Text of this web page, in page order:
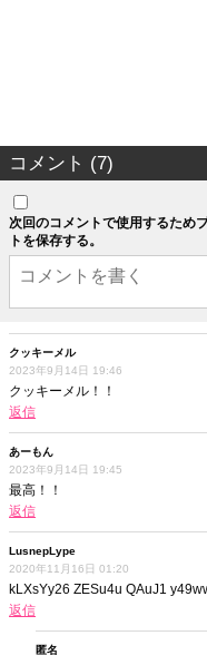
コメント (7)
次回のコメントで使用するため
トを保存する。
クッキーメル
2023年9月14日 19:46
クッキーメル！！
返信
あーもん
2023年9月14日 19:45
最高！！
返信
LusnepLype
2020年11月16日 01:20
kLXsYy26 ZESu4u QAuJ1
返信
匿名